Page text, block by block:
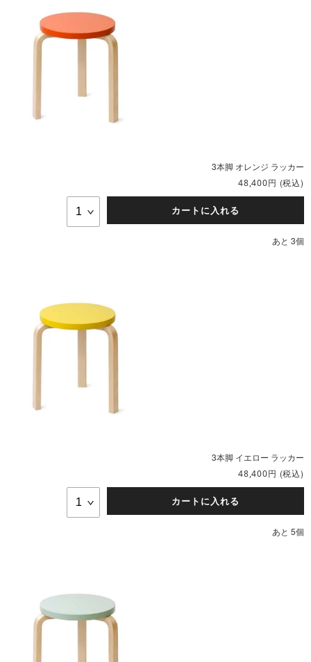
3本脚 オレンジ ラッカー
48,400円 (税込)
カートに入れる
あと 3個
3本脚 イエロー ラッカー
48,400円 (税込)
カートに入れる
あと 5個